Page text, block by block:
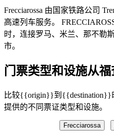
Frecciarossa 由国家铁路公司
高速列车服务。
时，连接罗马、米兰、那不勒
市。
门票类型和设施从
比较{{origin}}到{{destination}}
提供的不同票证类型和设施。
Frecciarossa